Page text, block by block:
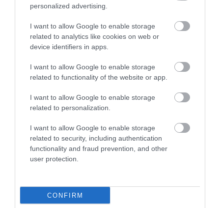
personalized advertising.
I want to allow Google to enable storage
related to analytics like cookies on web or
device identifiers in apps.
I want to allow Google to enable storage
related to functionality of the website or app.
I want to allow Google to enable storage
related to personalization.
I want to allow Google to enable storage
related to security, including authentication
functionality and fraud prevention, and other
user protection.
CONFIRM
5.0
Összesen 1
5 1
3
2 0